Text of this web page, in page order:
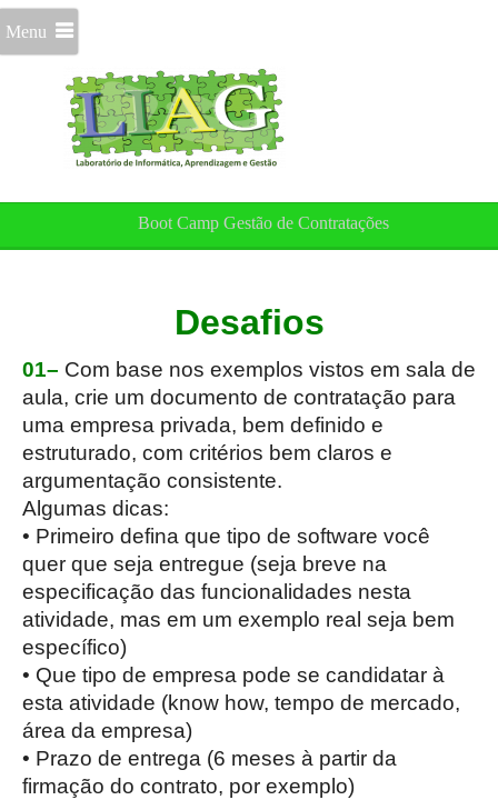
Menu
Boot Camp Gestão de Contratações
Desafios
01– Com base nos exemplos vistos em sala de
aula, crie um documento de contratação para
uma empresa privada, bem definido e
estruturado, com critérios bem claros e
argumentação consistente.
Algumas dicas:
• Primeiro defina que tipo de software você
quer que seja entregue (seja breve na
especificação das funcionalidades nesta
atividade, mas em um exemplo real seja bem
específico)
• Que tipo de empresa pode se candidatar à
esta atividade (know how, tempo de mercado,
área da empresa)
• Prazo de entrega (6 meses à partir da
firmação do contrato, por exemplo)